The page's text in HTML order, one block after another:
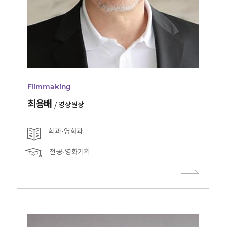
Filmmaking
최용배 /영상원장
학과·영화과
전공·영화기획